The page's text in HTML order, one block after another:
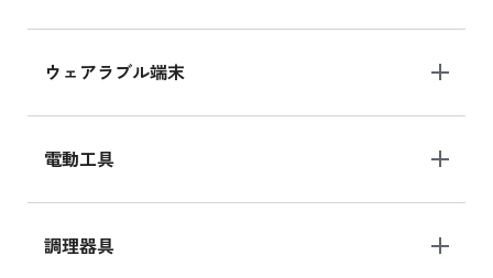
ウェアラブル端末
電動工具
調理器具